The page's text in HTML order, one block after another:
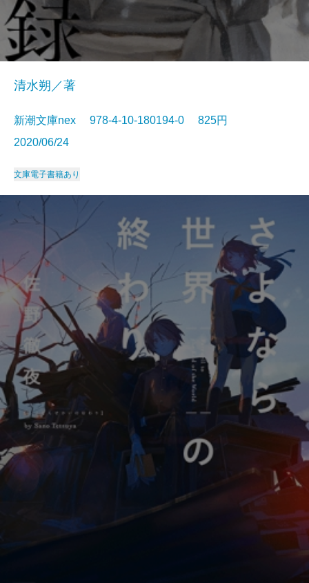
清水朔／著
新潮文庫nex 978-4-10-180194-0 825円
2020/06/24
文庫電子書籍あり